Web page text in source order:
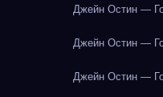
Джейн Остин —
Джейн Остин —
Джейн Остин —